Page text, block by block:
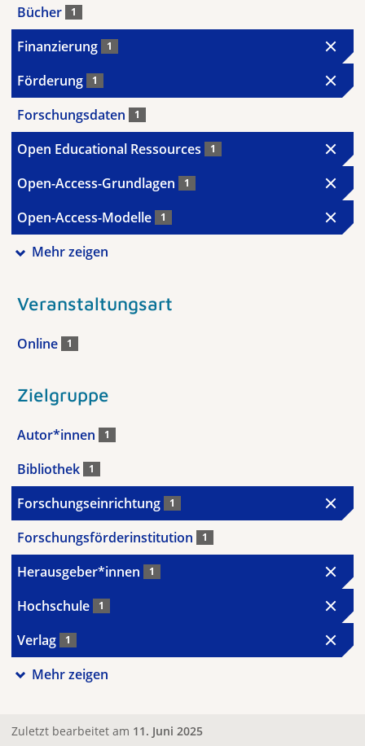
Bücher 1
Finanzierung 1
Förderung 1
Forschungsdaten 1
Open Educational Ressources 1
Open-Access-Grundlagen 1
Open-Access-Modelle 1
Mehr zeigen
Veranstaltungsart
Online 1
Zielgruppe
Autor*innen 1
Bibliothek 1
Forschungseinrichtung 1
Forschungsförderinstitution 1
Herausgeber*innen 1
Hochschule 1
Verlag 1
Mehr zeigen
Zuletzt bearbeitet am 11. Juni 2025